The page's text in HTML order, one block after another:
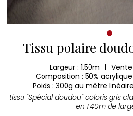
Tissu polaire
Largeur : 1.50m
Composition : 50%
Poids : 300g au mètre linéaire
tissu "Spécial doudou" coloris gris
en 1.40m de